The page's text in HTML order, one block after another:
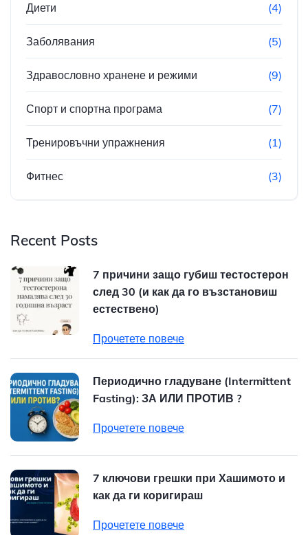
Диети (4)
Заболявания (5)
Здравословно хранене и режими (9)
Спорт и спортна програма (7)
Тренировъчни упражнения (1)
Фитнес (3)
Recent Posts
7 причини защо губиш тестостерон
след 30 (и как да го възстановиш
естествено)
Прочетете повече
Периодично гладуване (Intermittent
Fasting): ЗА ИЛИ ПРОТИВ ?
Прочетете повече
7 ключови грешки при Хашимото и
как да ги коригираш
Прочетете повече